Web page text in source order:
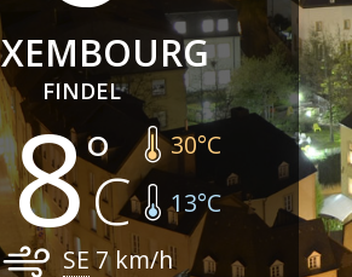
FINDEL
30°C
13°C
SE7km/h